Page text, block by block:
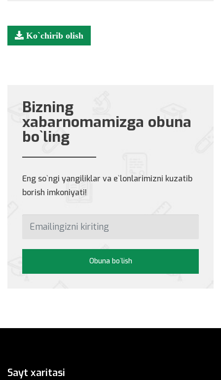
Ko`chirib olish
Bizning
xabarnomamizga obuna
bo`ling
Eng so`ngi yangiliklar va e`lonlarimizni kuzatib
borish imkoniyati!
Obuna bo`lish
Sayt xaritasi